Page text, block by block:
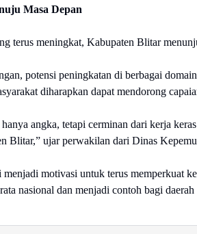
Masa Depan
terus meningkat, Kabupaten Blitar
potensi peningkatan di berbagai
diharapkan dapat mendorong
angka, tetapi cerminan dari kerja
Blitar,” ujar perwakilan dari Dinas
motivasi untuk terus memperkuat
nasional dan menjadi contoh bagi daerah